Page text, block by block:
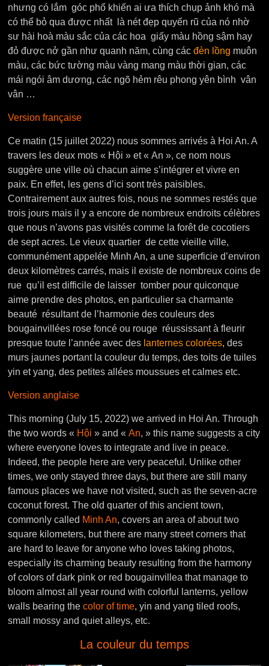
nhưng có lắm góc phổ khiến ai ưa thích chụp ảnh khó mà
có thể bỏ qua được nhất là nét đẹp quyến rũ của nó nhờ
sư hài hoà màu sắc của các hoa giấy màu hồng sậm hay
đỏ được nở gần như quanh năm, cùng cácđèn lồng muôn
màu, các bức tường màu vàng mang màu thời gian, các
mái ngói âm dương, các ngõ hẻm rêu phong yên bình vân
vân …
Version française
Ce matin (15 juillet 2022) nous sommes arrivés à Hoi An. A
travers les deux mots « Hội » et « An », ce nom nous
suggère une ville où chacun aime s’intégrer et vivre en
paix. En effet, les gens d’ici sont très paisibles.
Contrairement aux autres fois, nous ne sommes restés que
trois jours mais il y a encore de nombreux endroits célèbres
que nous n’avons pas visités comme la forêt de cocotiers
de sept acres. Le vieux quartier de cette vieille ville,
communément appelée Minh An, a une superficie d’environ
deux kilomètres carrés, mais il existe de nombreux coins de
rue qu’il est difficile de laisser tomber pour quiconque
aime prendre des photos, en particulier sa charmante
beauté résultant de l’harmonie des couleurs des
bougainvillées rose foncé ou rouge réussissant à fleurir
presque toute l’année avec des lanternes colorées, des
murs jaunes portant la couleur du temps, des toits de tuiles
yin et yang, des petites allées moussues et calmes etc.
Version anglaise
This morning (July 15, 2022) we arrived in Hoi An. Through
the two words « Hội » and «An, » this name suggests a city
where everyone loves to integrate and live in peace.
Indeed, the people here are very peaceful. Unlike other
times, we only stayed three days, but there are still many
famous places we have not visited, such as the seven-acre
coconut forest. The old quarter of this ancient town,
commonly called Minh An, covers an area of about two
square kilometers, but there are many street corners that
are hard to leave for anyone who loves taking photos,
especially its charming beauty resulting from the harmony
of colors of dark pink or red bougainvillea that manage to
bloom almost all year round with colorful lanterns, yellow
walls bearing thecolor of time, yin and yang tiled roofs,
small mossy and quiet alleys, etc.
La couleur du temps